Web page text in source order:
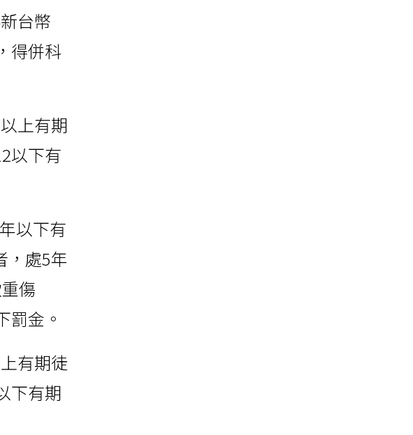
台幣
得併科
上有期
以下有
以下有
，處5年
傷
罰金。
有期徒
下有期